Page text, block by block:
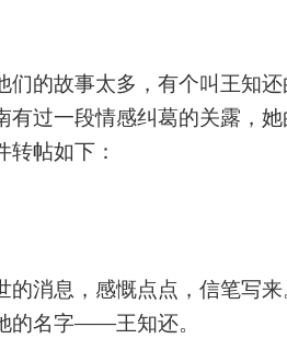
们的故事太多，有个叫王知
有过一段情感纠葛的关露，
帖如下：
的消息，感慨点点，信笔写
的名字——王知还。